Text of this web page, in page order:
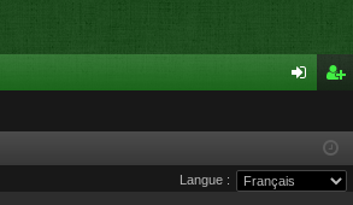
cri
pti
Langue :